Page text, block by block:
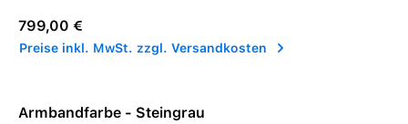
Regulärer Preis:
799,00 €
Preise inkl. MwSt. zzgl. Versandkosten
Armbandfarbe - Steingrau